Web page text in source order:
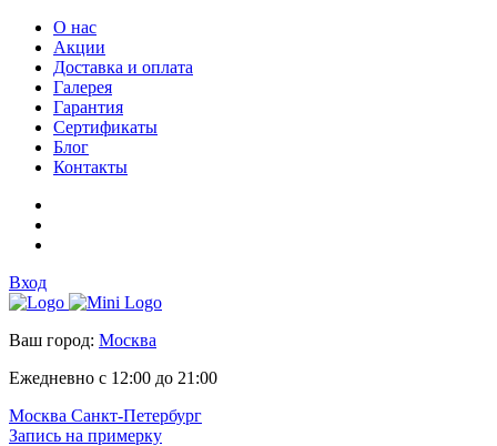
О нас
Акции
Доставка и оплата
Галерея
Гарантия
Сертификаты
Блог
Контакты
Вход
Ваш город: Москва
Ежедневно с 12:00 до 21:00
Москва Санкт-Петербург
Запись на примерку